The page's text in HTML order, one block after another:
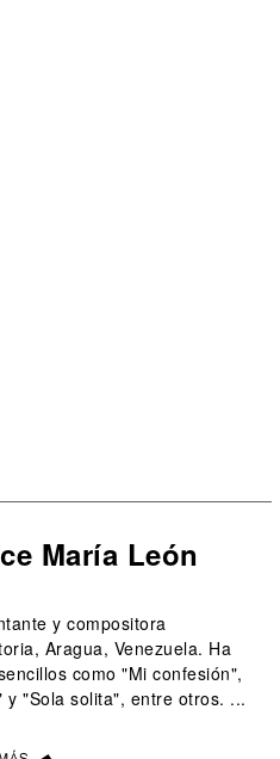
María León
y compositora
Aragua, Venezuela. Ha
como "Mi confesión",
y "Sola solita", entre otros. ...